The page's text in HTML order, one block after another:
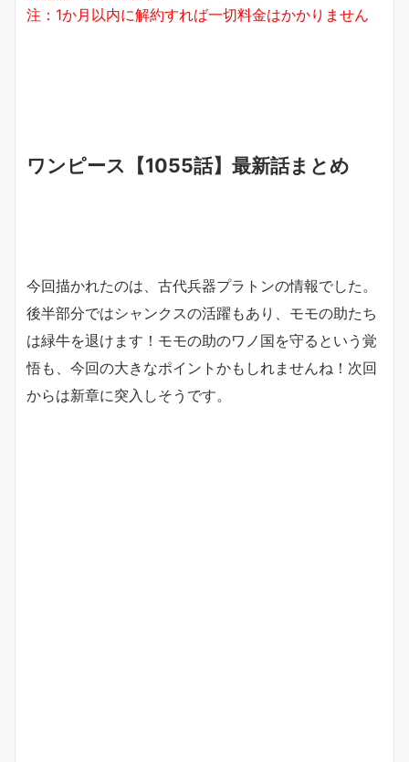
注：1か月以内に解約すれば一切料金はかかりません
ワンピース【1055話】最新話まとめ
今回描かれたのは、古代兵器プラトンの情報でした。
後半部分ではシャンクスの活躍もあり、モモの助たち
は緑牛を退けます！モモの助のワノ国を守るという覚
悟も、今回の大きなポイントかもしれませんね！次回
からは新章に突入しそうです。